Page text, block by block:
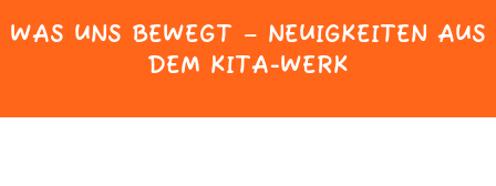
WAS UNS BEWEGT – NEUIGKEITEN AUS
DEM KITA-WERK